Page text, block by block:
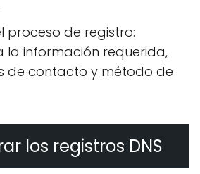
proceso de registro:
la información requerida,
de contacto y método de
los registros DNS